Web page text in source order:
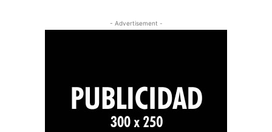
- Advertisement -